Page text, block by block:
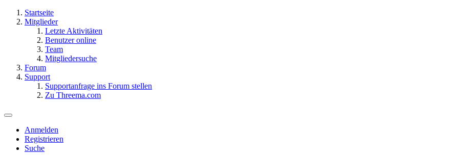
Startseite
Mitglieder
Letzte Aktivitäten
Benutzer online
Team
Mitgliedersuche
Forum
Support
Supportanfrage ins Forum stellen
Zu Threema.com
Anmelden
Registrieren
Suche